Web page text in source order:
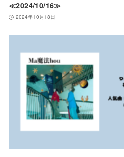
≪2024/10/16≫
2024年10月18日